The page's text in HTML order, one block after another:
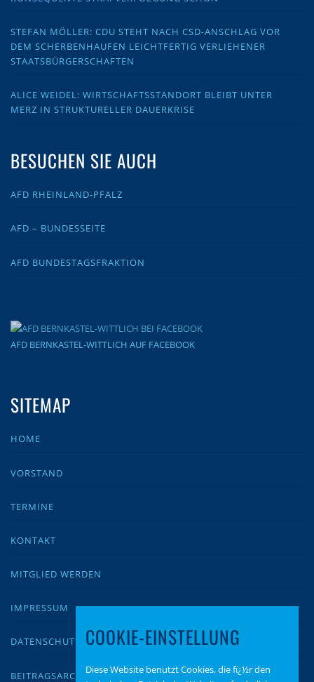
STEFAN MÖLLER: CDU STEHT NACH CSD-ANSCHLAG VOR
DEM SCHERBENHAUFEN LEICHTFERTIG VERLIEHENER
STAATSBÜRGERSCHAFTEN
ALICE WEIDEL: WIRTSCHAFTSSTANDORT BLEIBT UNTER
MERZ IN STRUKTURELLER DAUERKRISE
BESUCHEN SIE AUCH
AFD RHEINLAND-PFALZ
AFD – BUNDESSEITE
AFD BUNDESTAGSFRAKTION
AFD BERNKASTEL-WITTLICH AUF FACEBOOK
SITEMAP
HOME
VORSTAND
TERMINE
KONTAKT
MITGLIED WERDEN
IMPRESSUM
DATENSCHUTZ
BEITRAGSARCHIV
COOKIE-EINSTELLUNG
Diese Website benutzt Cookies, die fï¿½r den